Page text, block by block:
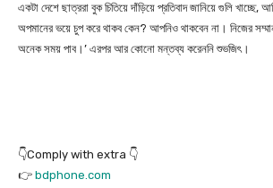
একটা দেশে ছাত্ররা বুক চিতিয়ে দাঁড়িয়ে প্রতিবাদ জানিয়ে গুলি খাচ্ছে,
অপমানের ভয়ে চুপ করে থাকব কেন? আপনিও থাকবেন না। নিজের সম্মান
অনেক সময় পাব।’ এরপর আর কোনো মন্তব্য করেননি শুভজিৎ।
👇Comply with extra 👇
👉 bdphone.com